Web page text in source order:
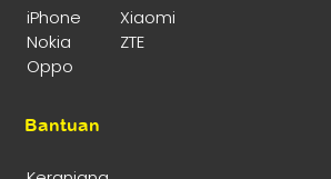
iPhone
Xiaomi
Nokia
ZTE
Oppo
Bantuan